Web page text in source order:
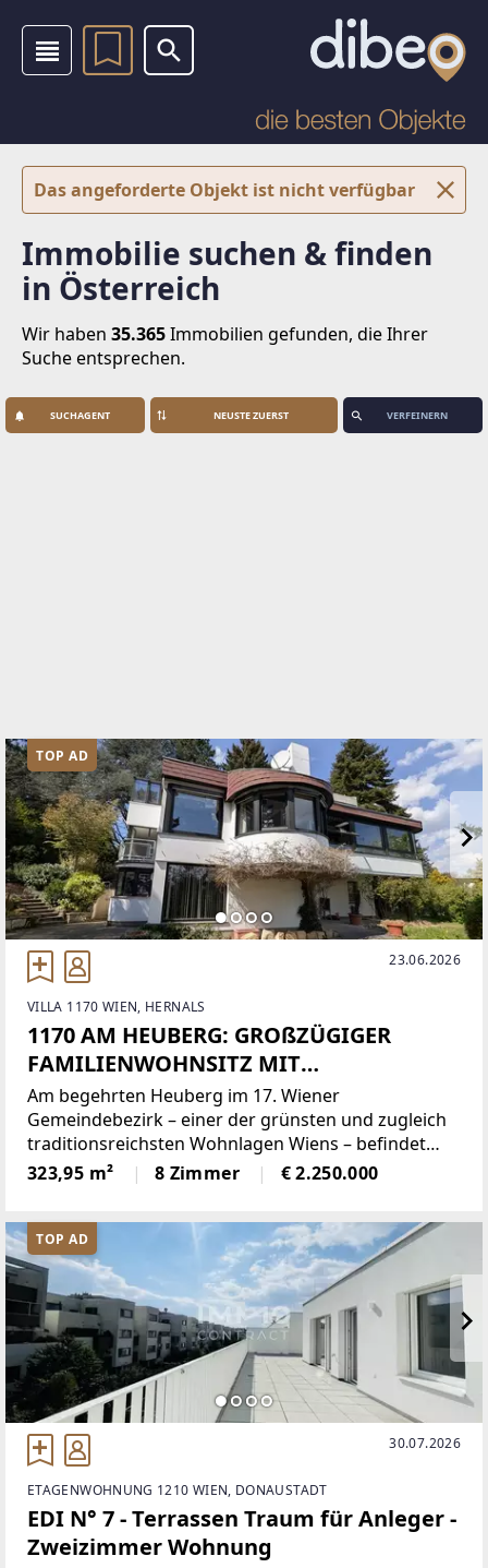
Das angeforderte Objekt ist nicht verfügbar
Immobilie suchen & finden
in Österreich
Wir haben 35.365Immobilien gefunden, die Ihrer
Suche entsprechen.
SUCHAGENT VERFEINERN
TOP AD
23.06.2026
VILLA 1170 WIEN, HERNALS
1170 AM HEUBERG: GROßZÜGIGER
FAMILIENWOHNSITZ MIT
INDOORPOOL, WELLNESS, GARTEN &
WIEN-BLICK
Am begehrten Heuberg im 17. Wiener
Gemeindebezirk – einer der grünsten und zugleich
traditionsreichsten Wohnlagen Wiens – befindet
sich diese eindrucksvolle Liegenschaft. Der Heuberg
gilt als ruhige, exklusive Villengegend am Rande des
Wienerwaldes und
323,95 m² 8 Zimmer € 2.250.000
TOP AD
30.07.2026
ETAGENWOHNUNG 1210 WIEN, DONAUSTADT
EDI N° 7 - Terrassen Traum für Anleger -
Zweizimmer Wohnung